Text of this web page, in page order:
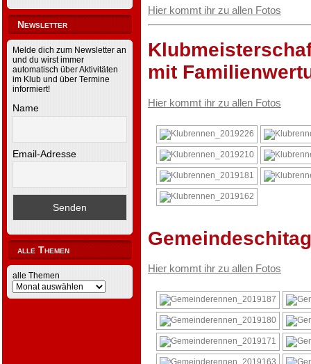
Newsletter
Melde dich zum Newsletter an
und du wirst immer
automatisch über Aktivitäten
im Klub und über Termine
informiert!
Name
Email-Adresse
alle Themen
alle Themen
Hier kommt ihr zu allen Fotos
mit
Hier kommt ihr zu allen Fotos
Hier kommt ihr zu allen Fotos